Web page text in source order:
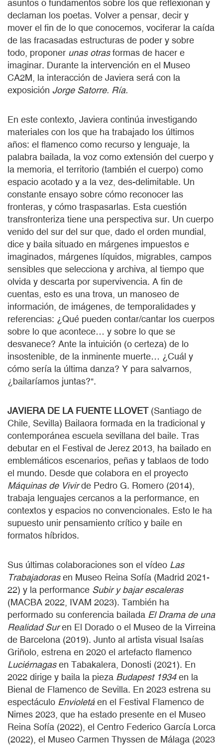
asuntos o fundamentos sobre los que reflexionan y
declaman los poetas. Volver a pensar, decir y
mover el fin de lo que conocemos, vociferar la caída
de las fracasadas estructuras de poder y sobre
todo, proponer unas otrasformas de hacer e
imaginar. Durante la intervención en el Museo
CA2M, la interacción de Javiera será con la
exposición Jorge Satorre. Ría.
En este contexto, Javiera continúa investigando
materiales con los que ha trabajado los últimos
años: el flamenco como recurso y lenguaje, la
palabra bailada, la voz como extensión del cuerpo y
la memoria, el territorio (también el cuerpo) como
espacio acotado y a la vez, des-delimitable. Un
constante ensayo sobre cómo reconocer las
fronteras, y cómo traspasarlas. Esta cuestión
transfronteriza tiene una perspectiva sur. Un cuerpo
venido del sur del sur que, dado el orden mundial,
dice y baila situado en márgenes impuestos e
imaginados, márgenes líquidos, migrables, campos
sensibles que selecciona y archiva, al tiempo que
olvida y descarta por supervivencia. A fin de
cuentas, esto es una trova, un manoseo de
información, de imágenes, de temporalidades y
referencias: ¿Qué pueden contar/cantar los cuerpos
sobre lo que acontece… y sobre lo que se
desvanece? Ante la intuición (o certeza) de lo
insostenible, de la inminente muerte… ¿Cuál y
cómo sería la última danza? Y para salvarnos,
¿bailaríamos juntas?".
JAVIERA DE LA FUENTE LLOVET (Santiago de
Chile, Sevilla) Bailaora formada en la tradicional y
contemporánea escuela sevillana del baile. Tras
debutar en el Festival de Jerez 2013, ha bailado en
emblemáticos escenarios, peñas y tablaos de todo
el mundo. Desde que colabora en el proyecto
Máquinas de Vivirde Pedro G. Romero (2014),
trabaja lenguajes cercanos a la performance, en
contextos y espacios no convencionales. Esto le ha
supuesto unir pensamiento crítico y baile en
formatos híbridos.
Sus últimas colaboraciones son el vídeo Las
Trabajadorasen Museo Reina Sofía (Madrid 2021-
22) y la performance Subir y bajar escaleras
(MACBA 2022, IVAM 2023). También ha
performado su conferencia bailada El Drama de una
Realidad Suren El Dorado o el Museo de la Virreina
de Barcelona (2019). Junto al artista visual Isaías
Griñolo, estrena en 2020 el artefacto flamenco
Luciérnagasen Tabakalera, Donosti (2021). En
2022 dirige y baila la pieza Budapest 1934en la
Bienal de Flamenco de Sevilla. En 2023 estrena su
espectáculo Envioletáen el Festival Flamenco de
Nimes 2023, que ha estado presente en el Museo
Reina Sofía (2022), el Centro Federico García Lorca
(2022), el Museo Carmen Thyssen de Málaga (2023